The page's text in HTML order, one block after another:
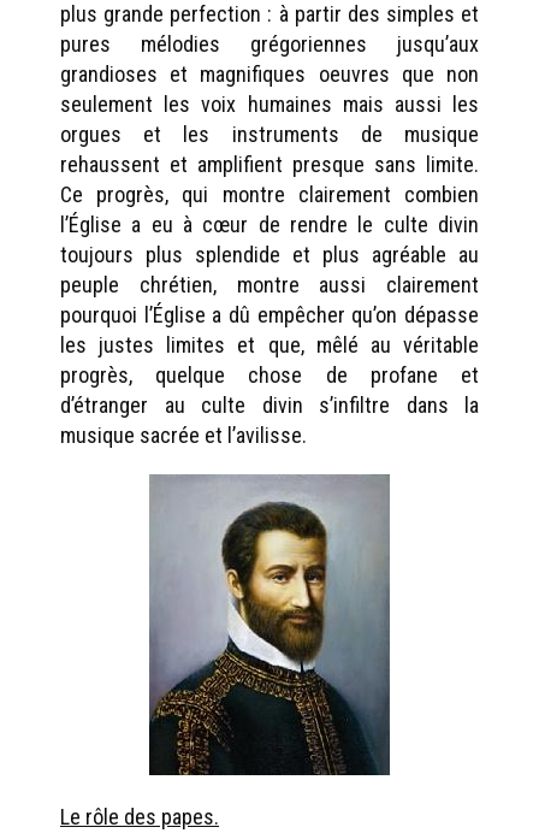
plus grande perfection : à partir des simples et
pures mélodies grégoriennes jusqu’aux
grandioses et magnifiques oeuvres que non
seulement les voix humaines mais aussi les
orgues et les instruments de musique
rehaussent et amplifient presque sans limite.
Ce progrès, qui montre clairement combien
l’Église a eu à cœur de rendre le culte divin
toujours plus splendide et plus agréable au
peuple chrétien, montre aussi clairement
pourquoi l’Église a dû empêcher qu’on dépasse
les justes limites et que, mêlé au véritable
progrès, quelque chose de profane et
d’étranger au culte divin s’infiltre dans la
musique sacrée et l’avilisse.
Le rôle des papes.